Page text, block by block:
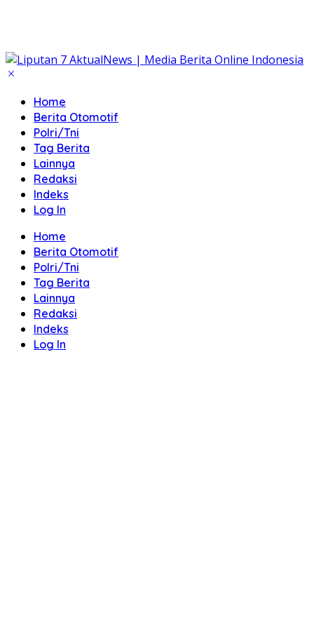
Home
Berita Otomotif
Polri/Tni
Tag Berita
Lainnya
Redaksi
Indeks
Log In
Home
Berita Otomotif
Polri/Tni
Tag Berita
Lainnya
Redaksi
Indeks
Log In